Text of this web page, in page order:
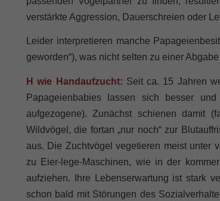
verstärkte Aggression, Dauerschreien oder
Leider interpretieren manche
geworden“), was nicht selten zu einer
H wie Handaufzucht: Seit ca. 15 Jahren
Papageienbabies lassen sich besser
aufgezogene). Zunächst schienen damit
Wildvögel, die fortan „nur noch“ zur
aus. Die Zuchtvögel vegetieren meist unter
zu Eier-lege-Maschinen, wie in der
aufziehen. Ihre Lebenserwartung ist stark
schon bald mit Störungen des